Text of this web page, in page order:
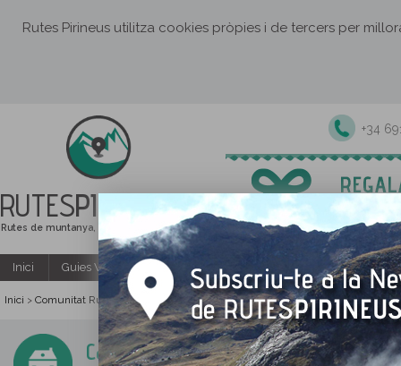
Rutes Pirineus utilitza cookies pròpies i de tercers per
RUTESPIRINEUS
Rutes de muntanya, senderisme i excursions
+34
Inici Guies Web i PDF gratuïtes Excursions i activitats
Inici > Comunitat Rutes Pirineus > Apartaments i Cases Rurals>Casa PERDIU -
Casa PERDIU - Allotjament Rural